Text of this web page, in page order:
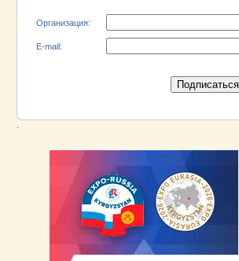
Организация:
E-mail: